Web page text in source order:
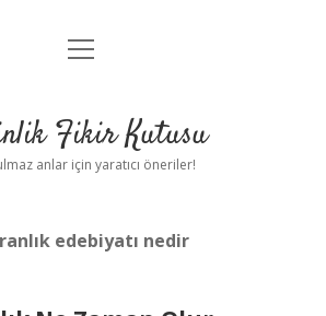
Anasayfa
Yasal Uyarı
menüyü
Fikir Kutusu
anlar için yaratıcı öneriler!
edebiyatı nedir